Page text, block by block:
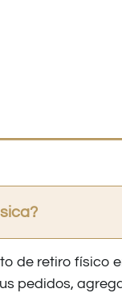
de retiro físico
pedidos,